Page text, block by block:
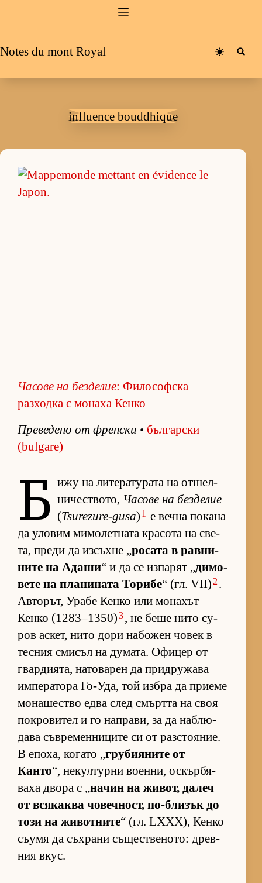
au
Notes du mont Royal
influence bouddhique
Ча­сове на без­де­лие: Философска
разходка с монаха Кенко
Пре­ве­дено от френ­ски • бъл­гар­ски
(bulgare)
Б ижу на ли­те­ра­ту­рата на от­шел­
ни­чес­т­во­то, Ча­сове на без­де­лие
(Tsurezure-gusa) 1 е вечна по­кана
да уло­вим ми­мо­лет­ната кра­сота на све­
та, преди да из­съхне „ро­сата в рав­ни­
ните на Адаши“ и да се из­па­рят „ди­мо­
вете на пла­ни­ната То­рибе“ (гл. VII) 2 .
Ав­то­рът, Урабе Кенко или мо­на­хът
Кенко (1283–1350)3, не беше нито су­
ров ас­кет, нито дори на­бо­жен чо­век в
тес­ния сми­съл на ду­ма­та. Офи­цер от
гвар­ди­я­та, на­то­ва­рен да прид­ру­жава
им­пе­ра­тора Го-У­да, той из­бра да при­еме
мо­на­шес­тво едва след смъртта на своя
пок­ро­ви­тел и го нап­ра­ви, за да наб­лю­
дава съв­ре­мен­ни­ците си от раз­сто­я­ние.
В епо­ха, ко­гато „гру­би­я­ните от
Канто“, не­кул­турни во­ен­ни, ос­кър­бя­
ваха двора с „на­чин на жи­вот, да­леч
от вся­каква чо­веч­ност, по-бли­зък до
този на жи­вот­ните“ (гл. LXXX), Кенко
съ­умя да съх­рани съ­щес­т­ве­но­то: древ­
ния вкус.